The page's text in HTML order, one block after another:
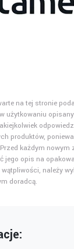
na tej stronie
użytkowaniu
produktów,
każdym
jego opis na
należy
doradcą.